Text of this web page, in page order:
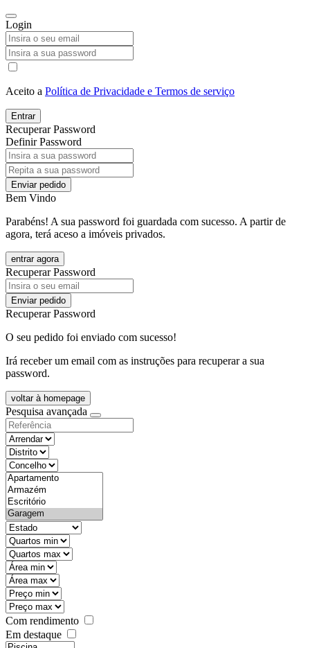
Login
Aceito a Política de Privacidade e Termos de serviço
Entrar
Recuperar Password
Definir Password
Enviar pedido
Bem Vindo
Parabéns! A sua password foi guardada com sucesso. A partir de
agora, terá aceso a imóveis privados.
entrar agora
Recuperar Password
Enviar pedido
Recuperar Password
O seu pedido foi enviado com sucesso!
Irá receber um email com as instruções para recuperar a sua
password.
voltar à homepage
Pesquisa avançada
objective
districtId
countyId
types
state
mintypo
maxtypo
minarea
maxarea
minprice
maxprice
Com rendimento
Em destaque